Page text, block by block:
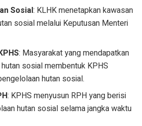
Sosial: KLHK menetapkan kawasan
sosial melalui Keputusan Menteri
: Masyarakat yang mendapatkan
sosial membentuk KPHS
hutan sosial.
: KPHS menyusun RPH yang berisi
hutan sosial selama jangka waktu